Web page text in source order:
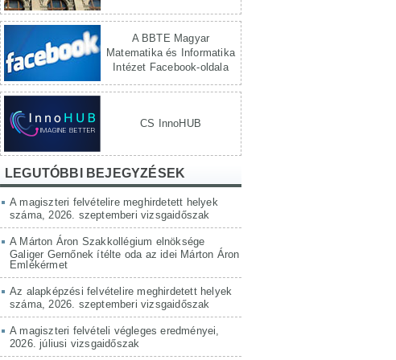
A BBTE Magyar
Matematika és Informatika
Intézet Facebook-oldala
CS InnoHUB
LEGUTÓBBI BEJEGYZÉSEK
A magiszteri felvételire meghirdetett helyek
száma, 2026. szeptemberi vizsgaidőszak
A Márton Áron Szakkollégium elnöksége
Galiger Gernőnek ítélte oda az idei Márton Áron
Emlékérmet
Az alapképzési felvételire meghirdetett helyek
száma, 2026. szeptemberi vizsgaidőszak
A magiszteri felvételi végleges eredményei,
2026. júliusi vizsgaidőszak